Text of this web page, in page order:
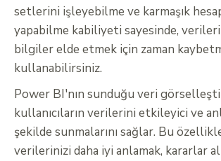
setlerini işleyebilme ve karmaşık
yapabilme kabiliyeti sayesinde,
bilgiler elde etmek için zaman
kullanabilirsiniz.
Power BI'nın sunduğu veri
kullanıcıların verilerini etkileyici ve
şekilde sunmalarını sağlar. Bu
verilerinizi daha iyi anlamak, kararlar